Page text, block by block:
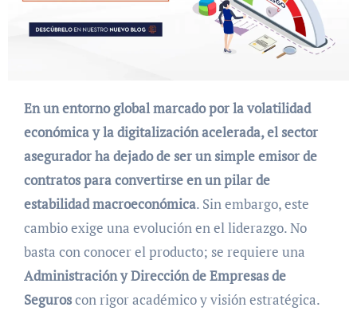
En un entorno global marcado por la volatilidad
económica y la digitalización acelerada, el sector
asegurador ha dejado de ser un simple emisor de
contratos para convertirse en un pilar de
estabilidad macroeconómica. Sin embargo, este
cambio exige una evolución en el liderazgo. No
basta con conocer el producto; se requiere una
Administración y Dirección de Empresas de
Seguroscon rigor académico y visión estratégica.